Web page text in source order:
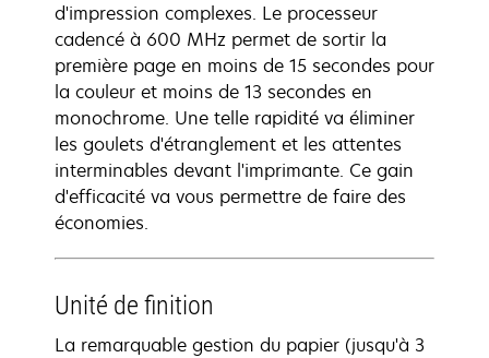
d'impression complexes. Le processeur
cadencé à 600 MHz permet de sortir la
première page en moins de 15 secondes pour
la couleur et moins de 13 secondes en
monochrome. Une telle rapidité va éliminer
les goulets d'étranglement et les attentes
interminables devant l'imprimante. Ce gain
d'efficacité va vous permettre de faire des
économies.
Unité de finition
La remarquable gestion du papier (jusqu'à 3